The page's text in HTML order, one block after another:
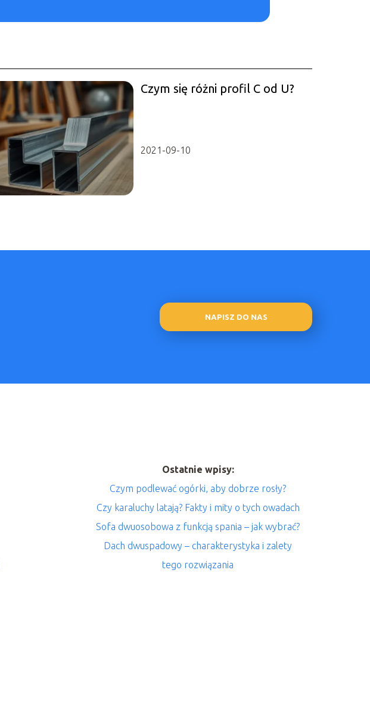
Czym się różni profil C od U?
2021-09-10
NAPISZ DO NAS
Ostatnie wpisy:
Czym podlewać ogórki, aby dobrze rosły?
Czy karaluchy latają? Fakty i mity o tych owadach
Sofa dwuosobowa z funkcją spania – jak wybrać?
Dach dwuspadowy – charakterystyka i zalety
tego rozwiązania